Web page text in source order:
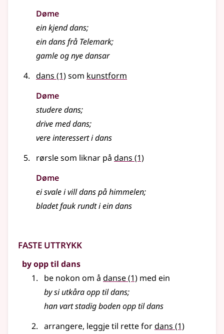
Døme
ein kjend dans;
ein dans frå Telemark;
gamle og nye dansar
dans (1)som kunstform
Døme
studere dans;
drive med dans;
vere interessert i dans
rørsle som liknar på dans (1)
Døme
ei svale i vill dans på himmelen;
bladet fauk rundt i ein dans
Faste uttrykk
by opp til dans
be nokon om å danse(1) med ein
by si utkåra opp til dans;
han vart stadig boden opp til dans
arrangere, leggje til rette fordans (1)